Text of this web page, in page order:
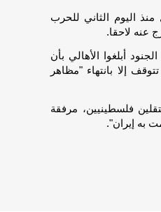
اليوم الثاني للحرب
أبلغوا الأهالي بأن
إلا بانتهاء "مظاهر
فلسطينيين، مرفقة
به إيران".